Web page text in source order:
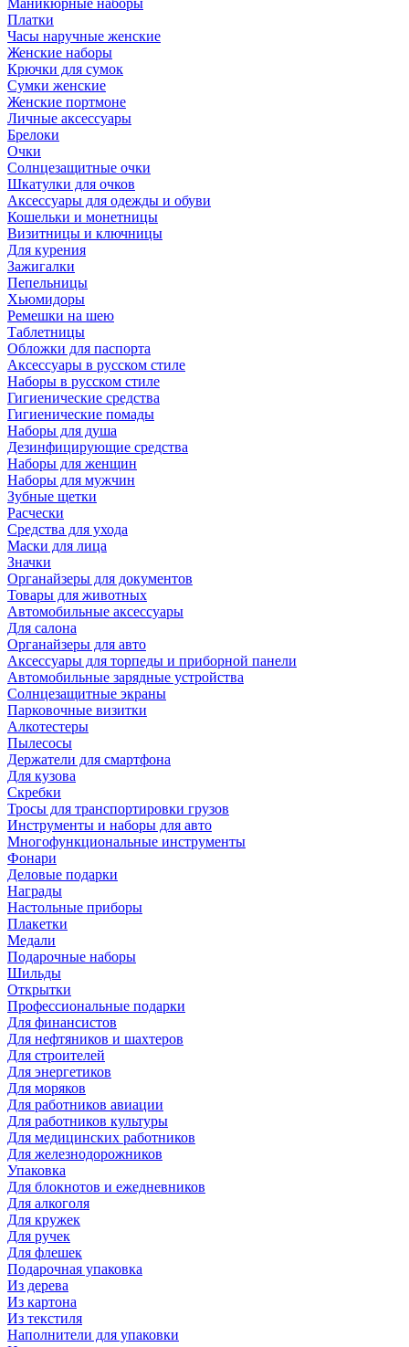
Маникюрные наборы
Платки
Часы наручные женские
Женские наборы
Крючки для сумок
Сумки женские
Женские портмоне
Личные аксессуары
Брелоки
Очки
Солнцезащитные очки
Шкатулки для очков
Аксессуары для одежды и обуви
Кошельки и монетницы
Визитницы и ключницы
Для курения
Зажигалки
Пепельницы
Хьюмидоры
Ремешки на шею
Таблетницы
Обложки для паспорта
Аксессуары в русском стиле
Наборы в русском стиле
Гигиенические средства
Гигиенические помады
Наборы для душа
Дезинфицирующие средства
Наборы для женщин
Наборы для мужчин
Зубные щетки
Расчески
Средства для ухода
Маски для лица
Значки
Органайзеры для документов
Товары для животных
Автомобильные аксессуары
Для салона
Органайзеры для авто
Аксессуары для торпеды и приборной панели
Автомобильные зарядные устройства
Солнцезащитные экраны
Парковочные визитки
Алкотестеры
Пылесосы
Держатели для смартфона
Для кузова
Скребки
Тросы для транспортировки грузов
Инструменты и наборы для авто
Многофункциональные инструменты
Фонари
Деловые подарки
Награды
Настольные приборы
Плакетки
Медали
Подарочные наборы
Шильды
Открытки
Профессиональные подарки
Для финансистов
Для нефтяников и шахтеров
Для строителей
Для энергетиков
Для моряков
Для работников авиации
Для работников культуры
Для медицинских работников
Для железнодорожников
Упаковка
Для блокнотов и ежедневников
Для алкоголя
Для кружек
Для ручек
Для флешек
Подарочная упаковка
Из дерева
Из картона
Из текстиля
Наполнители для упаковки